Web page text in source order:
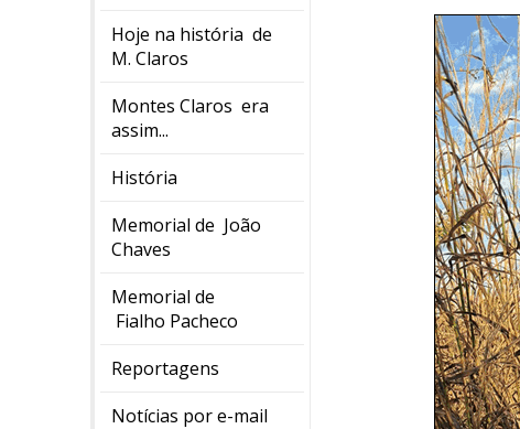
Hoje na história de
M. Claros
Montes Claros era
assim...
História
Memorial de João
Chaves
Memorial de
Fialho Pacheco
Reportagens
Notícias por e-mail